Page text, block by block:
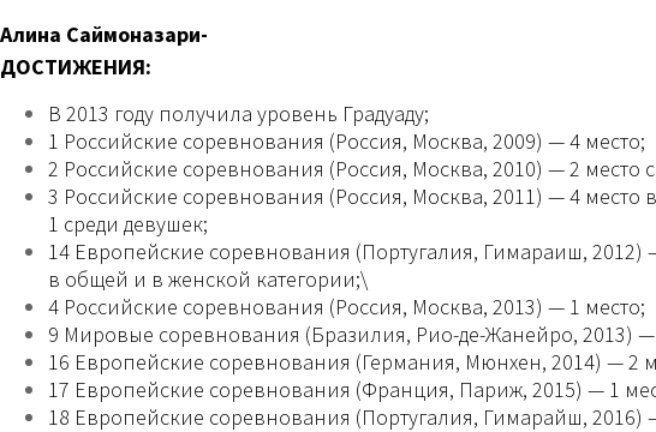
Алина Саймоназари-
ДОСТИЖЕНИЯ:
В 2013 году получила уровень Градуаду;
1 Российские соревнования (Россия, Москва, 2009) — 4 место;
2 Российские соревнования (Россия, Москва, 2010) — 2 место
3 Российские соревнования (Россия, Москва, 2011) — 4 место
1 среди девушек;
14 Европейские соревнования (Португалия, Гимараиш, 2012)
в общей и в женской категории;\
4 Российские соревнования (Россия, Москва, 2013) — 1 место;
9 Мировые соревнования (Бразилия, Рио-де-Жанейро, 2013)
16 Европейские соревнования (Германия, Мюнхен, 2014) — 2
17 Европейские соревнования (Франция, Париж, 2015) — 1
18 Европейские соревнования (Португалия, Гимарайш, 2016)